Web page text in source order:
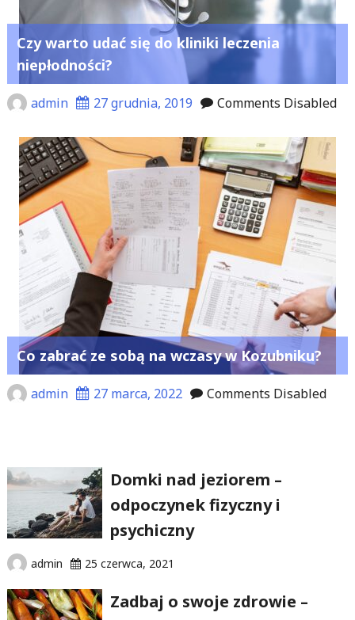
Czy warto udać się do kliniki leczenia
niepłodności?
admin 27 grudnia, 2019 Comments Disabled
Co zabrać ze sobą na wczasy w Kozubniku?
admin 27 marca, 2022 Comments Disabled
Domki nad jeziorem –
odpoczynek fizyczny i
psychiczny
admin 25 czerwca, 2021
Zadbaj o swoje zdrowie –